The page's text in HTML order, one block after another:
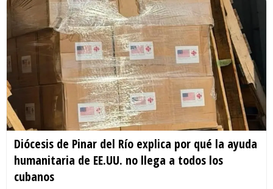
Diócesis de Pinar del Río explica por qué la ayuda
humanitaria de EE.UU. no llega a todos los
cubanos